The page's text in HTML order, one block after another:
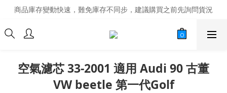
商品庫存變動快速，難免庫存不同步，建議購買之前先詢問貨況
商品庫存變動快速，難免庫存不同步，建議購買之前先詢問貨況
經營超過20年的改裝老字號，安全有保障
空氣濾芯 33-2001 適用 Audi 90 古董
VW beetle 第一代Golf